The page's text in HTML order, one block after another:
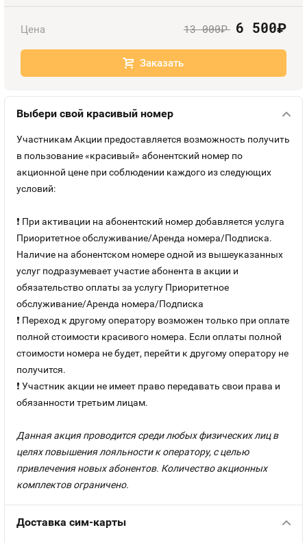
Контакты
Цена 13 000руб. 6 500руб.
Заказать
Выбери свой красивый номер
Участникам Акции предоставляется возможность получить
в пользование «красивый» абонентский номер по
акционной цене при соблюдении каждого из следующих
условий:
❗ При активации на абонентский номер добавляется услуга
Приоритетное обслуживание/Аренда номера/Подписка.
Наличие на абонентском номере одной из вышеуказанных
услуг подразумевает участие абонента в акции и
обязательство оплаты за услугу Приоритетное
обслуживание/Аренда номера/Подписка
❗ Переход к другому оператору возможен только при оплате
полной стоимости красивого номера. Если оплаты полной
стоимости номера не будет, перейти к другому оператору не
получится.
❗ Участник акции не имеет право передавать свои права и
обязанности третьим лицам.
Данная акция проводится среди любых физических лиц в
целях повышения лояльности к оператору, с целью
привлечения новых абонентов. Количество акционных
комплектов ограничено.
Доставка сим-карты